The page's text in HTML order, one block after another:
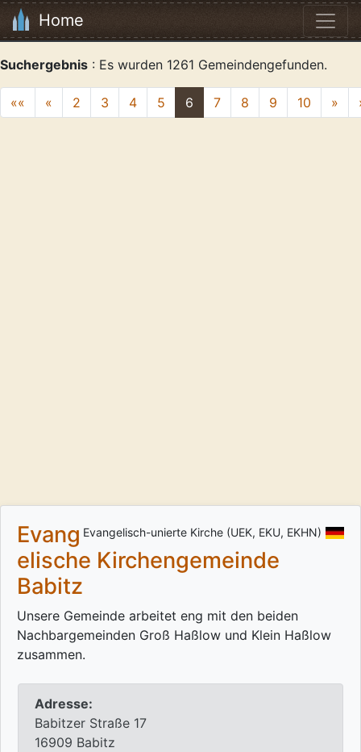
Home
Suchergebnis : Es wurden 1261 Gemeindengefunden.
«« « 2 3 4 5 6 7 8 9 10 »
Evangelisch-unierte Kirche (UEK, EKU, EKHN)
Evang
elische Kirchengemeinde
Babitz
Unsere Gemeinde arbeitet eng mit den beiden
Nachbargemeinden Groß Haßlow und Klein Haßlow
zusammen.
Adresse:
Babitzer Straße 17
16909 Babitz